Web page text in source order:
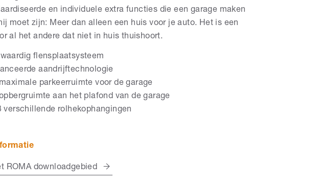
en individuele extra functies die een garage maken
moet zijn: Meer dan alleen een huis voor je auto. Het is een
al het andere dat niet in huis thuishoort.
flensplaatsysteem
aandrijftechnologie
parkeerruimte voor de garage
aan het plafond van de garage
verschillende rolhekophangingen
ROMA downloadgebied